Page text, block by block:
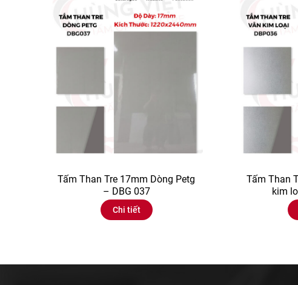
Tấm Than Tre 17mm Dòng Petg
– DBG 037
Chi tiết
Tấm Than
kim